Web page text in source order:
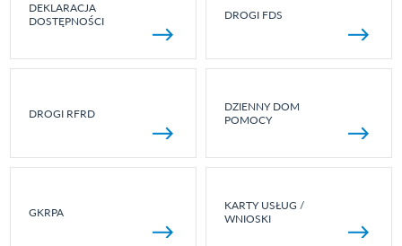
DEKLARACJA
DOSTĘPNOŚCI
DROGI FDS
DROGI RFRD
DZIENNY DOM
POMOCY
GKRPA
KARTY USŁUG /
WNIOSKI